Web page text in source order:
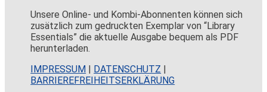
Unsere Online- und Kombi-Abonnenten können sich
zusätzlich zum gedruckten Exemplar von “Library
Essentials” die aktuelle Ausgabe bequem als PDF
herunterladen.
IMPRESSUM | DATENSCHUTZ |
BARRIEREFREIHEITSERKLÄRUNG